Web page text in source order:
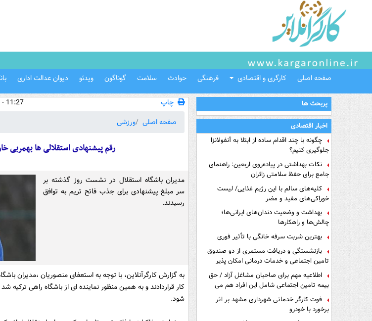
صفحه اصلی کارگری و اقتصادی فرهنگی حوادث سلامت گوناگون ویدئو دیوان عدالت اداری
پربحث ها
اخبار اقتصادی
چگونه با چند اقدام ساده از ابتلا به آنفولانزا
جلوگیری کنیم؟
نکات بهداشتی در پیاده‌روی اربعین: راهنمای
جامع برای حفظ سلامتی زائران
کلیه‌های سالم با این رژیم غذایی/ لیست
خوراکی‌های مفید و مضر
بهداشت و وضعیت دندان‌های ایرانی‌ها؛
چالش‌ها و راهکارها
بهترین شربت سرفه خانگی با تأثیر فوری
بازنشستگی و دریافت مستمری از دو صندوق
تامین اجتماعی و خدمات درمانی امکان پذیر
است ؟
اطلاعیه مهم برای صاحبان مشاغل آزاد / حق
بیمه تامین اجتماعی شامل این افراد هم می
شودفوت کارگر خدماتی شهرداری مشهد بر اثر
برخورد با خودرو
چاپ
11:27 - 1396/07/02
صفحه اصلی
ورزشی
رقم پیشنهادی استقلالی ها بهمربی
مدیران باشگاه استقلال در نشست روز گذشته بر
سر مبلغ پیشنهادی برای جذب فاتح تریم به توافق
رسیدند.
به گزارش کارگرآنلاین، با توجه به استعفای منصوریان ،مدیران
کار قراردادند و به همین منظور نماینده ای از باشگاه راهی ترکیه
شود.